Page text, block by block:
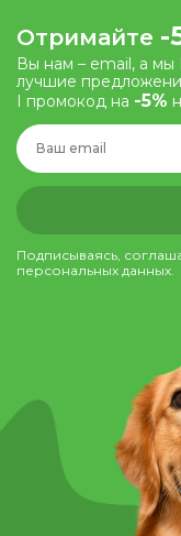
Отримайте -
Вы нам – email, а мы
лучшие
І промокод на -5%
Подписываясь,
персональных данных.